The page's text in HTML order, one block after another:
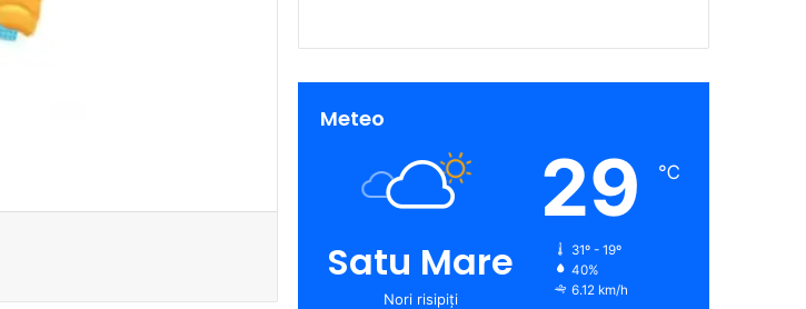
Meteo
Satu Mare
Nori risipiți
29 ℃
31º - 19º
40%
6.12 km/h